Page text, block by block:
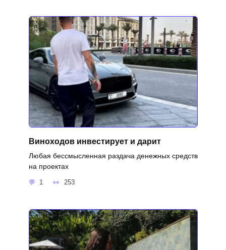
Виноходов инвестирует и дарит
Любая бессмысленная раздача денежных средств
на проектах
1 253